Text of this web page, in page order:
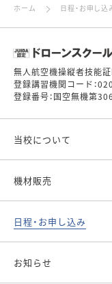
ホーム 日程・お申し込
無人航空機操縦者技能
登録講習機関コード：
登録番号：国空無機第
当校について
機材販売
日程・お申し込み
お知らせ